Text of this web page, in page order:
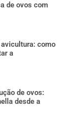
de ovos com
como
a
de ovos:
desde a